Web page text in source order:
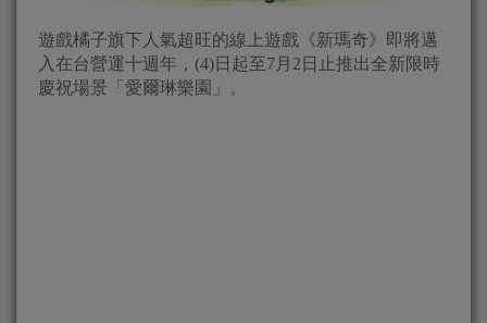
遊戲橘子旗下人氣超旺的線上遊戲《新瑪奇》即將邁
入在台營運十週年，(4)日起至7月2日止推出全新限時
慶祝場景「愛爾琳樂園」。